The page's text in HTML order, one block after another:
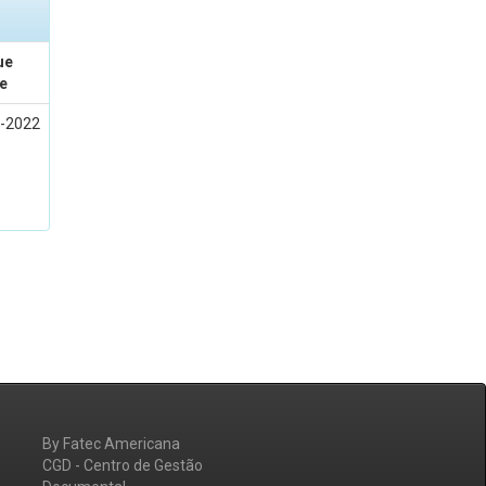
2022
By Fatec Americana
CGD - Centro de Gestão